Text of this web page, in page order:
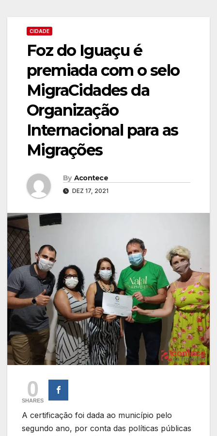
CIDADE
Foz do Iguaçu é
premiada com o selo
MigraCidades da
Organização
Internacional para as
Migrações
By Acontece
DEZ 17, 2021
0
SHARES
A certificação foi dada ao município pelo
segundo ano, por conta das políticas públicas